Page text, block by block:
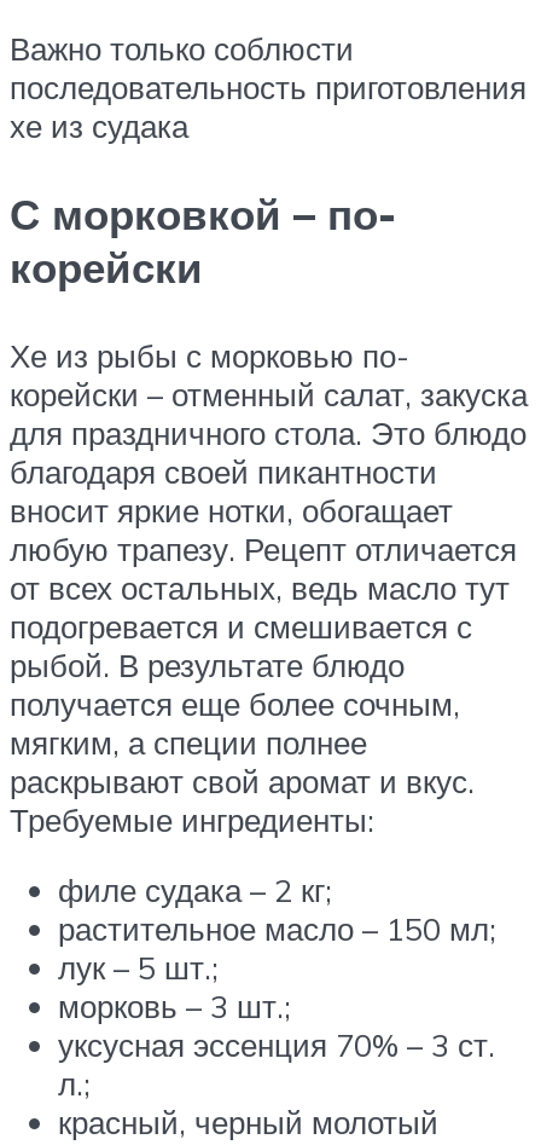
Важно только соблюсти
последовательность приготовления
хе из судака
С морковкой – по-
корейски
Хе из рыбы с морковью по-
корейски – отменный салат, закуска
для праздничного стола. Это блюдо
благодаря своей пикантности
вносит яркие нотки, обогащает
любую трапезу. Рецепт отличается
от всех остальных, ведь масло тут
подогревается и смешивается с
рыбой. В результате блюдо
получается еще более сочным,
мягким, а специи полнее
раскрывают свой аромат и вкус.
Требуемые ингредиенты:
филе судака – 2 кг;
растительное масло – 150 мл;
лук – 5 шт.;
морковь – 3 шт.;
уксусная эссенция 70% – 3 ст.
л.;
красный, черный молотый